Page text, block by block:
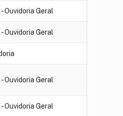
Ouvidoria Geral
Ouvidoria Geral
Ouvidoria Geral
Ouvidoria Geral